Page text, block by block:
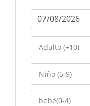
Adulto (+10)
Niño (5-9)
bebé(0-4)